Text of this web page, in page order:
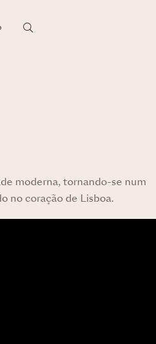
moderna, tornando-se num
no coração de Lisboa.